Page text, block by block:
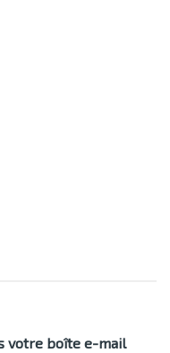
votre boîte e-mail